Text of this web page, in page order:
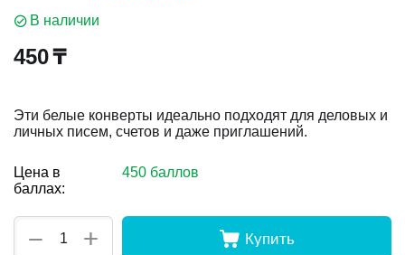
В наличии
450₸
Эти белые конверты идеально подходят для деловых и
личных писем, счетов и даже приглашений.
Цена в
баллах:
450 баллов
+
− Купить